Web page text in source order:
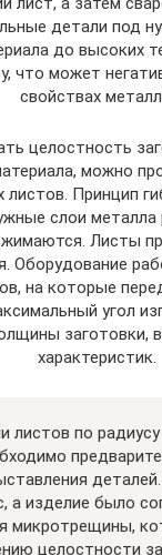
детали под
до высоких
что может
свойствах
целостность
можно
листов. Принцип
слои металла
Листы
Оборудование
на которые
угол
заготовки,
характеристик.
листов по
а изделие было
микротрещины,
целостности